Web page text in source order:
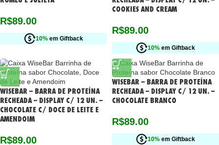
R$89.00
10% em Giftback
COOKIES AND CREAM
R$89.00
10% em Giftback
WISEBAR – BARRA DE PROTEÍNA
RECHEADA – DISPLAY C/ 12 UN. –
CHOCOLATE C/ DOCE DE LEITE E
AMENDOIM
R$89.00
WISEBAR – BARRA DE PROTEÍNA
RECHEADA – DISPLAY C/ 12 UN. –
CHOCOLATE BRANCO
R$89.00
10% em Giftback